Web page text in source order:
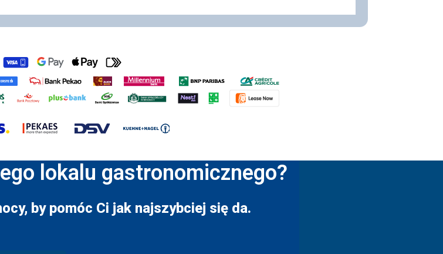
lokalu gastronomicznego?
by pomóc Ci jak najszybciej się da.